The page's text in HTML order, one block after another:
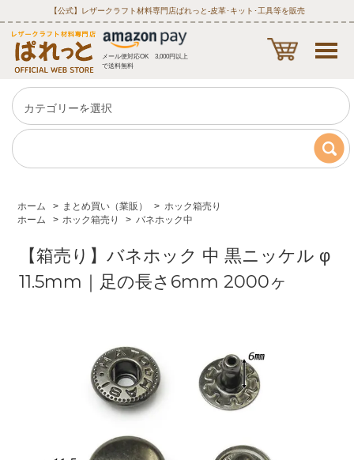
【公式】レザークラフト材料専門店ぱれっと‐皮革･キット･工具等を販売
メール便対応OK 3,000円以上
で送料無料
ホーム > まとめ買い（業販） > ホック箱売り
ホーム
> ホック箱売り > バネホック中
【箱売り】バネホック 中 黒ニッケル φ
11.5mm｜足の長さ6mm 2000ヶ